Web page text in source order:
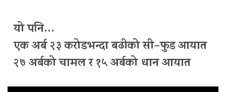
यो पनि…
एक अर्ब २३ करोडभन्दा बढीको सी–फुड आयात
२७ अर्बको चामल र १५ अर्बको धान आयात